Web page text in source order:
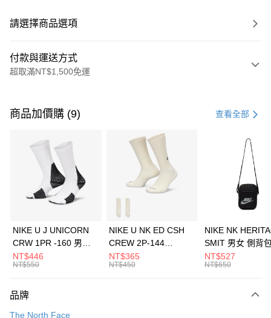
請選擇商品選項
付款與運送方式
超取滿NT$1,500免運
信用卡一次付款
3 期 0 利率 每期 21家銀行
合作金庫商業銀行
第一商業銀行
華南商業銀行
彰化商業銀行
上海商業儲蓄銀行
元大商業銀行
台灣樂天信用卡公司
Apple Pay
全盈+PAY
AFTEE先享後付
【關於「AFTEE先享後付」】
運送方式
商品加價購 (9) 查看全部
NIKE U J UNICORN
CRW 1PR -160 男女
中統襪 FZ3393100
NT$446
NT$550
NIKE U NK ED CSH
CREW 2P-144
EMBRDY 男女 短統襪
FZ3073133
NT$365
NT$450
NIKE NK
SMIT 男女 側背
BA5871010
NT$527
NT$650
品牌
The North Face